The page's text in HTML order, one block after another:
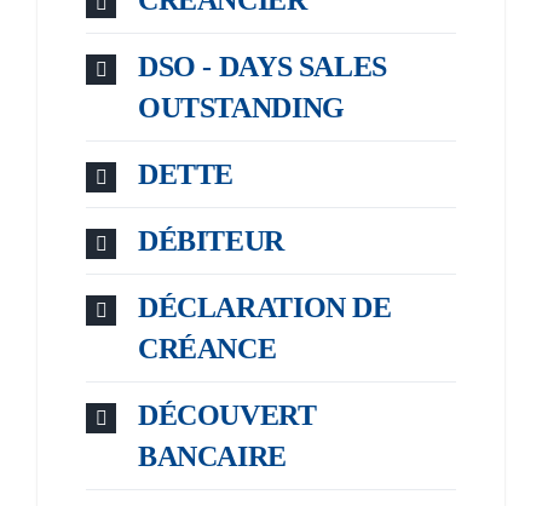
DSO - DAYS SALES
OUTSTANDING
DETTE
DÉBITEUR
DÉCLARATION DE
CRÉANCE
DÉCOUVERT
BANCAIRE